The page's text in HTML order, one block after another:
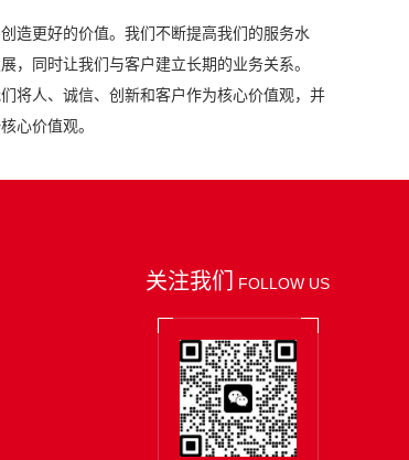
造更好的价值。我们不断提高我们的服务水
同时让我们与客户建立长期的业务关系。
将人、诚信、创新和客户作为核心价值观，并
心价值观。
关注我们 FOLLOW US